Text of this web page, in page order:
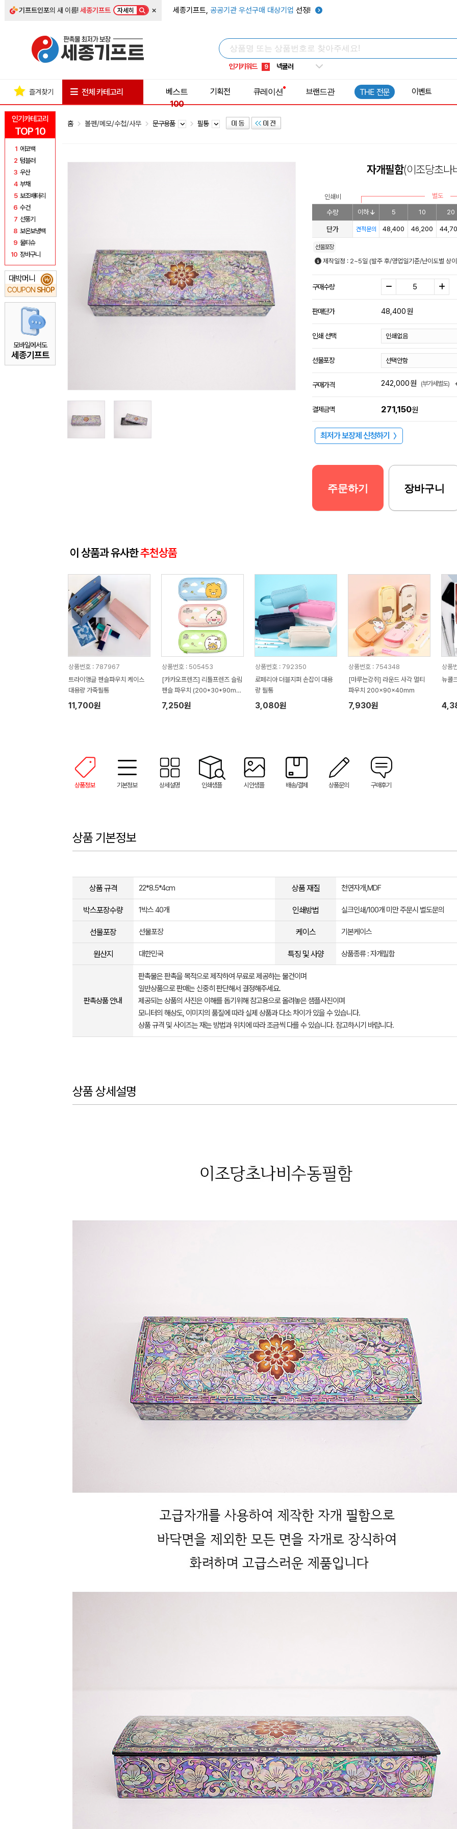
기프트인포의 새 이름!세종기프트 자세히 × 세종기프트, 공공기관 우선구매 대상기업 선정!
인기키워드
5 키캡
8 쿨토시
9 넥쿨러
1 선풍기
인기카테고리
TOP 10
1 에코백
2 텀블러
3 우산
4 부채
5 보조배터리
6 수건
7 선풍기
8 보온보냉백
9 물티슈
10 장바구니
대박머니
COUPON SHOP
₩
모바일에서도
세종기프트
즐겨찾기 전체 카테고리
베스트
100
기획전 큐레이션 브랜드관 THE 전문 이벤트
홈 볼펜/메모/수첩/사무 문구용품 필통
자개필함(이조당초나
인쇄비 별도
수량 이하 5 10 20
단가 견적문의 48,400 46,200
선물포장
제작일정 : 2~5일 (발주 후/영업일기준/난이도별 상
구매수량
판매단가 48,400원
인쇄 선택
선물포장
구매가격 242,000원 (부가세별도)
결제금액 271,150원
최저가 보장제 신청하기 〉
주문하기 장바구니
이 상품과 유사한추천상품
상품번호 : 787967
트라이앵글 펜슬파우치 케이스
대용량 가죽필통
11,700원
상품번호 : 505453
[카카오프렌즈] 리틀프렌즈 슬림
펜슬 파우치 (200*30*90m
m)
7,250원
상품번호 : 792350
로페리아 더블지퍼 손잡이 대용
량 필통
3,080원
상품번호 : 754348
[마루는강쥐] 라운드 사각 멀티
파우치 200x90x40mm
7,930원
상품
뉴콜
상품정보 기본정보 상세설명 인쇄샘플 시안샘플 배송/결제 상품문의 구매후기
상품 기본정보
상품 규격 22*8.5*4cm 상품 재질 천연자개,MDF
박스포장수량 1박스 40개 인쇄방법 실크인쇄/100개 미만 주문시 별도문의
선물포장 선물포장 케이스 기본케이스
원산지 대한민국 특징 및 사양 상품종류 : 자개필함
판촉상품 안내
판촉물은 판촉을 목적으로 제작하여 무료로 제공하는 물건이며
일반상품으로 판매는 신중히 판단해서 결정해주세요.
제공되는 상품의 사진은 이해를 돕기위해 참고용으로 올려놓은 샘플사진이며
모니터의 해상도, 이미지의 품질에 따라 실제 상품과 다소 차이가 있을 수 있습니다.
상품 규격 및 사이즈는 재는 방법과 위치에 따라 조금씩 다를 수 있습니다. 참고하시기 바랍니다.
상품 상세설명